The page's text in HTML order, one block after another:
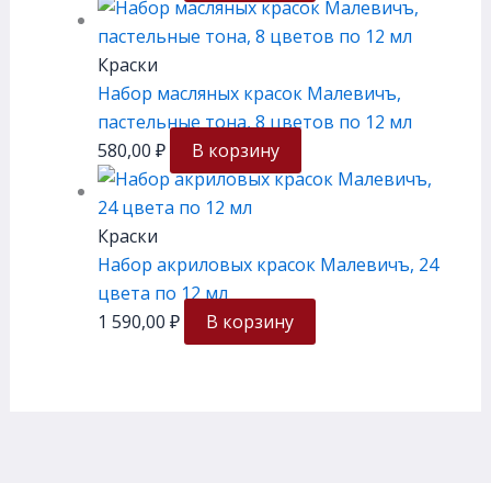
Краски
Набор масляных красок Малевичъ,
пастельные тона, 8 цветов по 12 мл
580,00 ₽ В корзину
Краски
Набор акриловых красок Малевичъ, 24
цвета по 12 мл
1 590,00 ₽ В корзину